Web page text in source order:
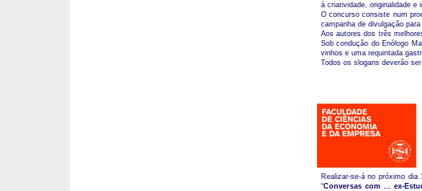
à criatividade, originalidade e
O concurso consiste num
campanha de divulgação
Aos autores dos três
Sob condução do Enólogo
vinhos e uma requintada
Todos os slogans deverão
Realizar-se-á no próximo
“Conversas com … ex-